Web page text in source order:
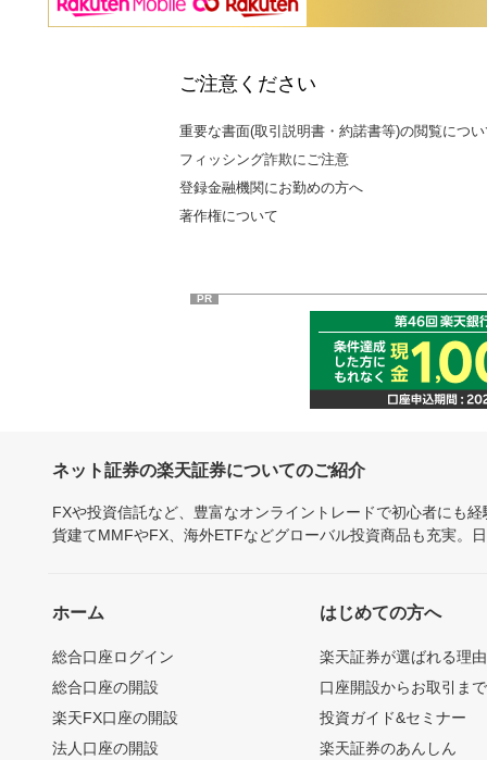
ご注意ください
重要な書面(取引説明書・約諾書等)の閲覧につ
フィッシング詐欺にご注意
登録金融機関にお勤めの方へ
著作権について
PR
ネット証券の楽天証券についてのご紹介
FXや投資信託など、豊富なオンライントレードで初心者にも
貨建てMMFやFX、海外ETFなどグローバル投資商品も充実。
ホーム
総合口座ログイン
総合口座の開設
楽天FX口座の開設
法人口座の開設
はじめての方へ
楽天証券が選ばれる理由
口座開設からお取引ま
投資ガイド&セミナー
楽天証券のあんしん